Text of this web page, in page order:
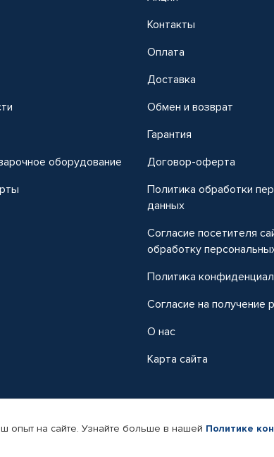
оборудование
Контакты
Оплата
Доставка
Обмен и возврат
Гарантия
Договор-оферта
Политика обработки
данных
Согласие посетителя
обработку
Политика
Согласие на получение
О нас
Карта сайта
автомобильных товаров Автопрофи.
опыт на сайте. Узнайте больше в нашей Политике